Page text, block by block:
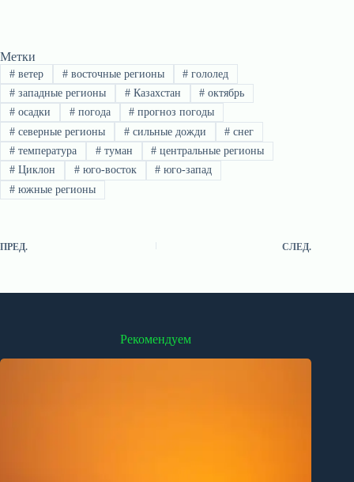
Метки
#ветер #восточные регионы # гололед
#западные регионы #Казахстан # октябрь
#осадки #погода # прогноз погоды
#северные регионы #сильные дожди # снег
#температура #туман # центральные регионы
#Циклон #юго-восток # юго-запад
#южные регионы
ПРЕД. СЛЕД.
Рекомендуем